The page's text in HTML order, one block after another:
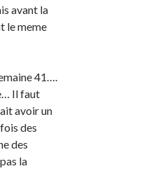
avant la
le meme
41….
Il faut
avoir un
des
des
la